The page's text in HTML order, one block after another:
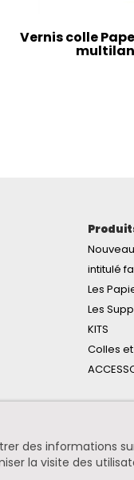
Vernis colle
intitulé
Les
Les
KITS
Colles
des informations
la visite des